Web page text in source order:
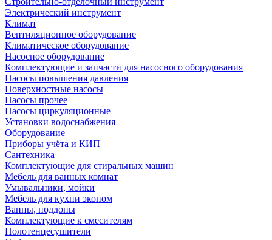
Электрический инструмент
Климат
Вентиляционное оборудование
Климатическое оборудование
Насосное оборудование
Комплектующие и запчасти для насосного оборудования
Насосы повышения давления
Поверхностные насосы
Насосы прочее
Насосы циркуляционные
Установки водоснабжения
Оборудование
Приборы учёта и КИП
Сантехника
Комплектующие для стиральных машин
Мебель для ванных комнат
Умывальники, мойки
Мебель для кухни эконом
Ванны, поддоны
Комплектующие к смесителям
Полотенцесушители